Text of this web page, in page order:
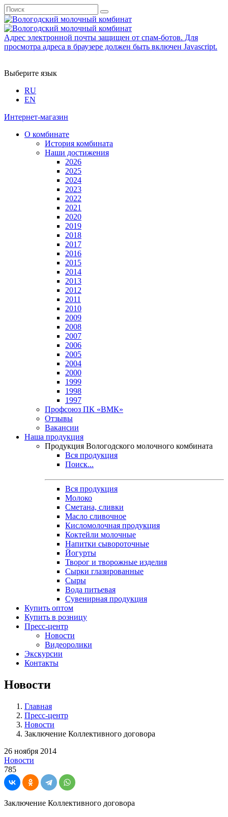
Адрес электронной почты защищен от спам-ботов. Для
просмотра адреса в браузере должен быть включен Javascript.
Выберите язык
RU
EN
Интернет-магазин
О комбинате
История комбината
Наши достижения
2026
2025
2024
2023
2022
2021
2020
2019
2018
2017
2016
2015
2014
2013
2012
2011
2010
2009
2008
2007
2006
2005
2004
2000
1999
1998
1997
Профсоюз ПК «ВМК»
Отзывы
Вакансии
Наша продукция
Продукция Вологодского молочного комбината
Вся продукция
Поиск...
Вся продукция
Молоко
Сметана, сливки
Масло сливочное
Кисломолочная продукция
Коктейли молочные
Напитки сывороточные
Йогурты
Творог и творожные изделия
Сырки глазированные
Сыры
Вода питьевая
Сувенирная продукция
Купить оптом
Купить в розницу
Пресс-центр
Новости
Видеоролики
Экскурсии
Контакты
Новости
Главная
Пресс-центр
Новости
Заключение Коллективного договора
26 ноября 2014
Новости
785
Заключение Коллективного договора